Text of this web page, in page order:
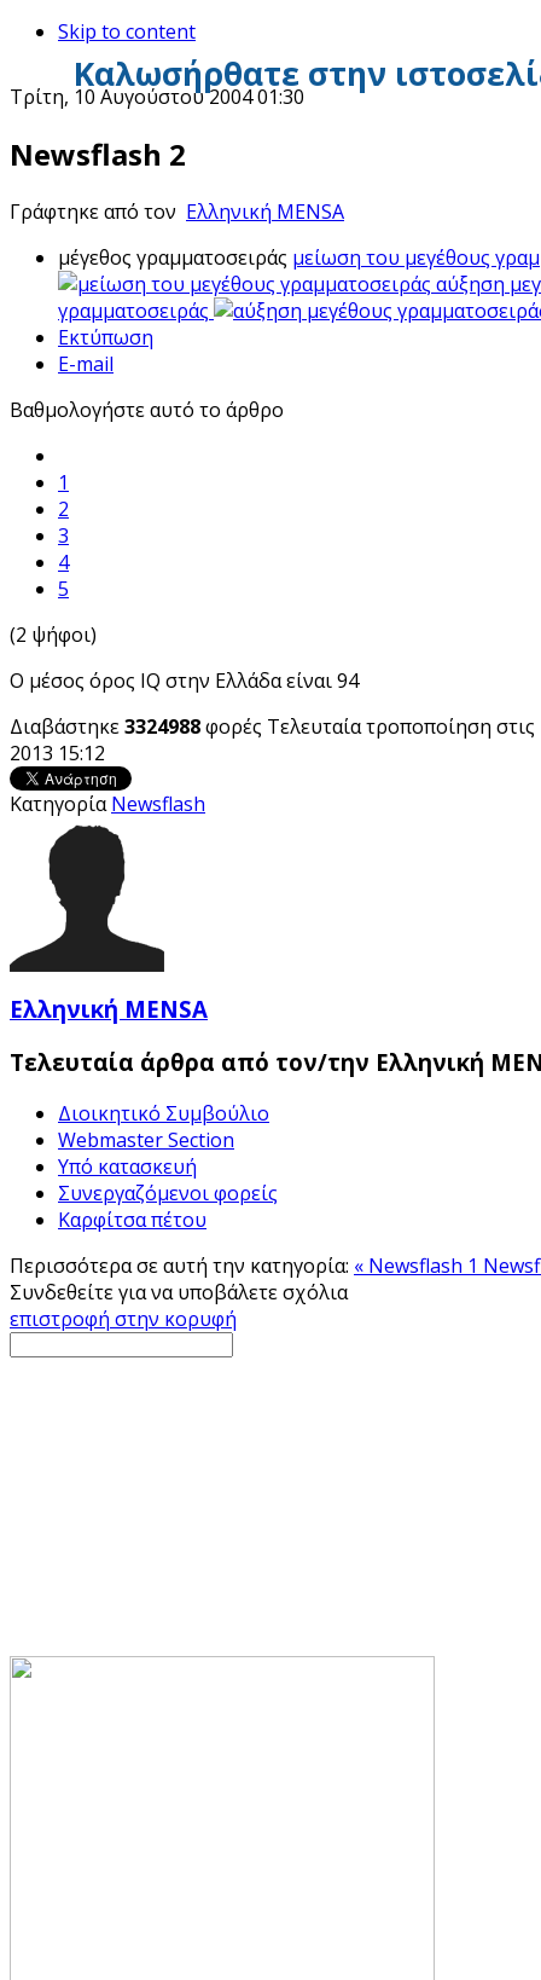
Skip to content
Καλωσήρθατε στην
Τρίτη, 10 Αυγούστου 2004 01:30
Newsflash 2
Γράφτηκε από τον Ελληνική MENSA
μέγεθος γραμματοσειράς μείωση του μεγέθους
αύξηση
γραμματοσειράς
Εκτύπωση
E-mail
Βαθμολογήστε αυτό το άρθρο
1
2
3
4
5
(2 ψήφοι)
Ο μέσος όρος IQ στην Ελλάδα είναι 94
Διαβάστηκε3324988φορές Τελευταία τροποποίηση
2013 15:12
Κατηγορία Newsflash
Ελληνική MENSA
Τελευταία άρθρα από τον/την Ελληνική
Διοικητικό Συμβούλιο
Webmaster Section
Υπό κατασκευή
Συνεργαζόμενοι φορείς
Καρφίτσα πέτου
Περισσότερα σε αυτή την κατηγορία: « Newsflash 1
Συνδεθείτε για να υποβάλετε σχόλια
επιστροφή στην κορυφή